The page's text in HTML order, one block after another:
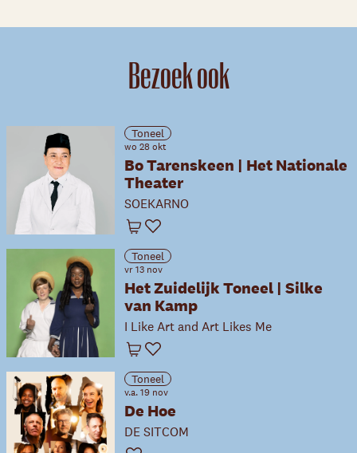
Bezoek ook
Toneel
wo 28 okt
Bo Tarenskeen | Het Nationale
Theater
SOEKARNO
Winkelwagen
Favoriet
Toneel
vr 13 nov
Het Zuidelijk Toneel | Silke
van Kamp
I Like Art and Art Likes Me
Winkelwagen
Favoriet
Toneel
v.a. 19 nov
De Hoe
DE SITCOM